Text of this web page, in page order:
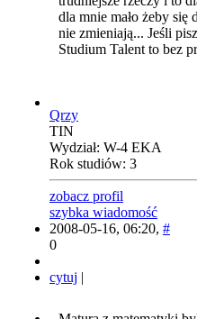
dla mnie mało żeby
nie zmieniają... Jeśli
Studium Talent to bez
Qrzy
TIN
Wydział: W-4 EKA
Rok studiów: 3
zobacz profil
szybka wiadomość
2008-05-16, 06:20, #
0
cytuj |